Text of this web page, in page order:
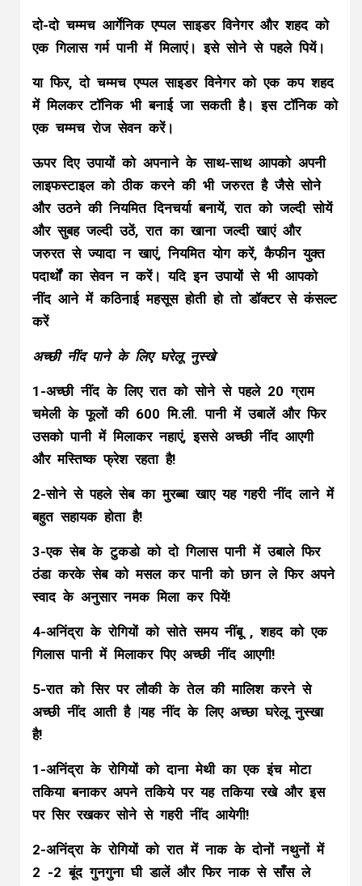
दो-दो चम्मच आर्गेनिक एप्पल साइडर विनेगर और शहद को
एक गिलास गर्म पानी में मिलाएं। इसे सोने से पहले पियें।
या फिर, दो चम्मच एप्पल साइडर विनेगर को एक कप शहद
में मिलकर टॉनिक भी बनाई जा सकती है। इस टॉनिक को
एक चम्मच रोज सेवन करें।
ऊपर दिए उपायों को अपनाने के साथ-साथ आपको अपनी
लाइफस्टाइल को ठीक करने की भी जरुरत है जैसे सोने
और उठने की नियमित दिनचर्या बनायें, रात को जल्दी सोयें
और सुबह जल्दी उठें, रात का खाना जल्दी खाएं और
जरुरत से ज्यादा न खाएं, नियमित योग करें, कैफीन युक्त
पदार्थों का सेवन न करें। यदि इन उपायों से भी आपको
नींद आने में कठिनाई महसूस होती हो तो डॉक्टर से कंसल्ट
करें
अच्छी नींद पाने के लिए घरेलू नुस्खे
1-अच्छी नींद के लिए रात को सोने से पहले 20 ग्राम
चमेली के फूलों की 600 मि.ली. पानी में उबालें और फिर
उसको पानी में मिलाकर नहाएं, इससे अच्छी नींद आएगी
और मस्तिष्क फ्रेश रहता है!
2-सोने से पहले सेब का मुरब्बा खाए यह गहरी नींद लाने में
बहुत सहायक होता है!
3-एक सेब के टुकडो को दो गिलास पानी में उबाले फिर
ठंडा करके सेब को मसल कर पानी को छान ले फिर अपने
स्वाद के अनुसार नमक मिला कर पियें!
4-अनिंद्रा के रोगियों को सोते समय नींबू , शहद को एक
गिलास पानी में मिलाकर पिए अच्छी नींद आएगी!
5-रात को सिर पर लौकी के तेल की मालिश करने से
अच्छी नींद आती है |यह नींद के लिए अच्छा घरेलू नुस्खा
है!
1-अनिंद्रा के रोगियों को दाना मेथी का एक इंच मोटा
तकिया बनाकर अपने तकिये पर यह तकिया रखे और इस
पर सिर रखकर सोने से गहरी नींद आयेगी!
2-अनिंद्रा के रोगियों को रात में नाक के दोनों नथुनों में
2 -2 बूंद गुनगुना घी डालें और फिर नाक से साँस ले